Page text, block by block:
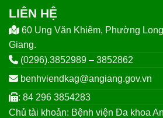
LIÊN HỆ
60 Ung Văn Khiêm, Phường
Giang.
(0296).3852989 – 3852862
benhviendkag@angiang.gov.vn
: 84 296 3854283
Chủ tài khoản: Bệnh viện Đa khoa